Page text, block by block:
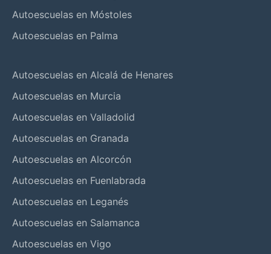
Autoescuelas en Móstoles
Autoescuelas en Palma
Autoescuelas en Alcalá de Henares
Autoescuelas en Murcia
Autoescuelas en Valladolid
Autoescuelas en Granada
Autoescuelas en Alcorcón
Autoescuelas en Fuenlabrada
Autoescuelas en Leganés
Autoescuelas en Salamanca
Autoescuelas en Vigo